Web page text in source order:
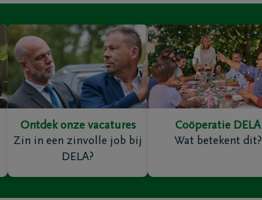
Contact
Contacteer mij
Ontdek onze vacatures
Zin in een zinvolle job bij
DELA?
Coöperatie DELA
Wat betekent dit?